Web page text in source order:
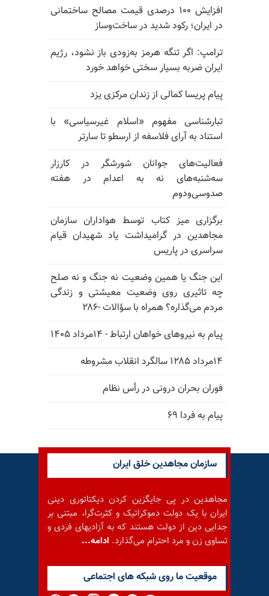
افزایش ۱۰۰ درصدی قیمت مصالح ساختمانی
در ایران؛ رکود شدید در ساخت‌وساز
ترامپ: اگر تنگه هرمز به‌زودی باز نشود، رژیم
ایران ضربه بسیار سختی خواهد خورد
پیام پریسا کمالی از زندان مرکزی یزد
تبارشناسی مفهوم «اسلام غیرسیاسی» با
استناد به آرای فلاسفه از ارسطو تا سارتر
فعالیت‌های جوانان شورشگر در کارزار
سه‌شنبه‌های نه به اعدام در هفته
صدوسی‌و‌دوم
برگزاری میز کتاب توسط هواداران سازمان
مجاهدین در گرامیداشت یاد شهیدان قیام
سراسری در پاریس
این جنگ یا همین وضعیت نه جنگ و نه صلح
چه تاثیری روی وضعیت معیشتی و زندگی
مردم می‌گذاره؟ همراه با سؤالات -۲۸۶
پیام به نیروهای خواهان ارتباط - ۱۴مرداد ۱۴۰۵
۱۴مرداد ۱۲۸۵ سالگرد انقلاب مشروطه
فوران بحران درونی در رأس نظام
پیام به فردا ۶۹
سازمان مجاهدین خلق ایران
مجاهدین در پی جایگزین کردن دیکتاتوری دینی
ایران با یک دولت دموکراتیک و کثرت‌گرا، مبتنی بر
جدایی دین از دولت هستند که به آزادیهای فردی و
تساوی زن و مرد احترام می‌گذارد. ادامه...
موقعيت ما روى شبكه هاى اجتماعى